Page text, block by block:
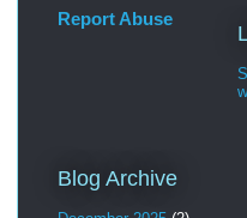
Report Abuse
Blog Archive